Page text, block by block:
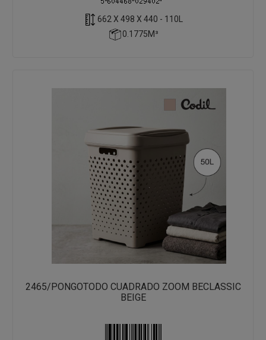
662 X 498 X 440 - 110L
0.1775M³
2465/PONGOTODO CUADRADO ZOOM BECLASSIC
BEIGE